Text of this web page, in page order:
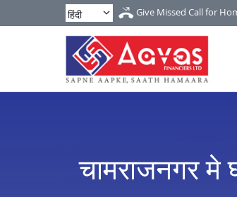
Give Missed Call for
चामराजनगर मे